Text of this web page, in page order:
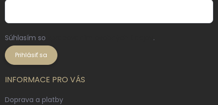
Súhlasím so .
Prihlásiť sa
INFORMACE PRO VÁS
Doprava a platby